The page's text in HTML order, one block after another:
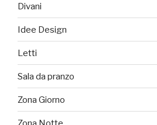
Divani
Idee Design
Letti
Sala da pranzo
Zona Giorno